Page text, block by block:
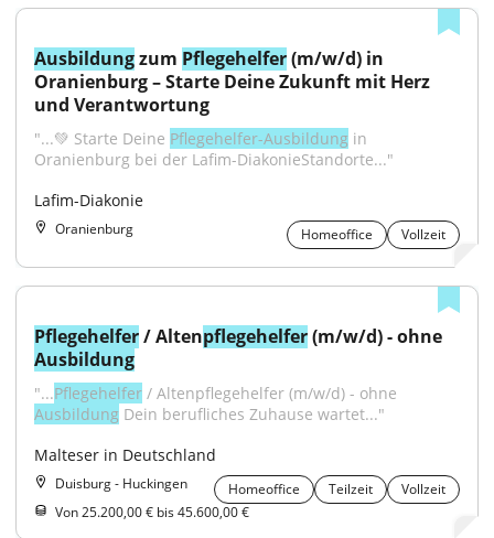
Ausbildung zum Pflegehelfer (m/w/d) in
Oranienburg – Starte Deine Zukunft mit Herz
und Verantwortung
"...💚 Starte Deine Pflegehelfer-Ausbildung in
Oranienburg bei der Lafim-DiakonieStandorte..."
Lafim-Diakonie
Oranienburg Homeoffice Vollzeit
Pflegehelfer / Altenpflegehelfer
Ausbildung
"...Pflegehelfer
Ausbildung Dein berufliches Zuhause wartet..."
Malteser in Deutschland
Duisburg - Huckingen Homeoffice Teilzeit
Vollzeit
Von 25.200,00 € bis 45.600,00 €